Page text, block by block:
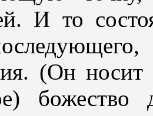
И то
(Он носит
божество